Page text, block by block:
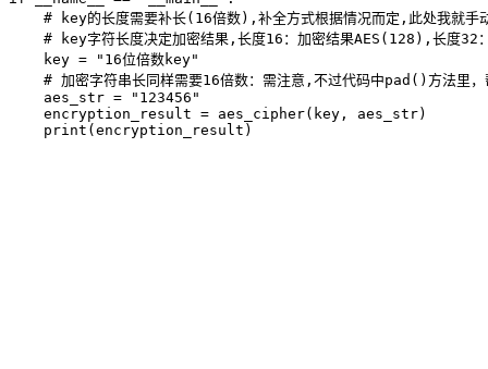
# key的长度需要补长(16倍数),补全方式根据情况而定,此处我就
# key字符长度决定加密结果,长度16：加密结果AES(128),长度32
    key = "16位倍数key"
# 加密字符串长同样需要16倍数：需注意,不过代码中pad()方法里
    aes_str = "123456"
    encryption_result = aes_cipher(key, aes_str)
    print(encryption_result)